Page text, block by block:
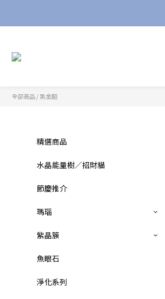
全部商品 /黑金超
精選商品
水晶能量樹／招財貓
節慶推介
瑪瑙
紫晶簇
魚眼石
淨化系列